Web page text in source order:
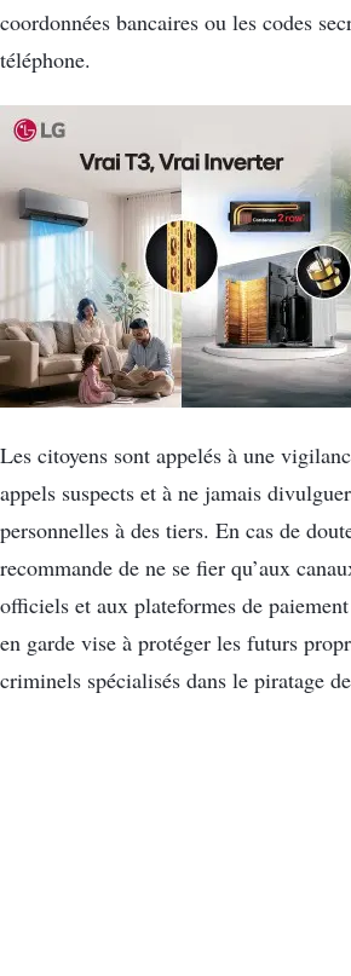
coordonnées bancaires ou les codes
téléphone.
Les citoyens sont appelés à une
appels suspects et à ne jamais
personnelles à des tiers. En cas de
recommande de ne se fier qu’aux
officiels et aux plateformes de
en garde vise à protéger les futurs
criminels spécialisés dans le piratage